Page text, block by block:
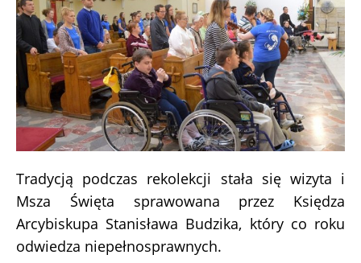
Tradycją podczas rekolekcji stała się wizyta i
Msza Święta sprawowana przez Księdza
Arcybiskupa Stanisława Budzika, który co roku
odwiedza niepełnosprawnych.